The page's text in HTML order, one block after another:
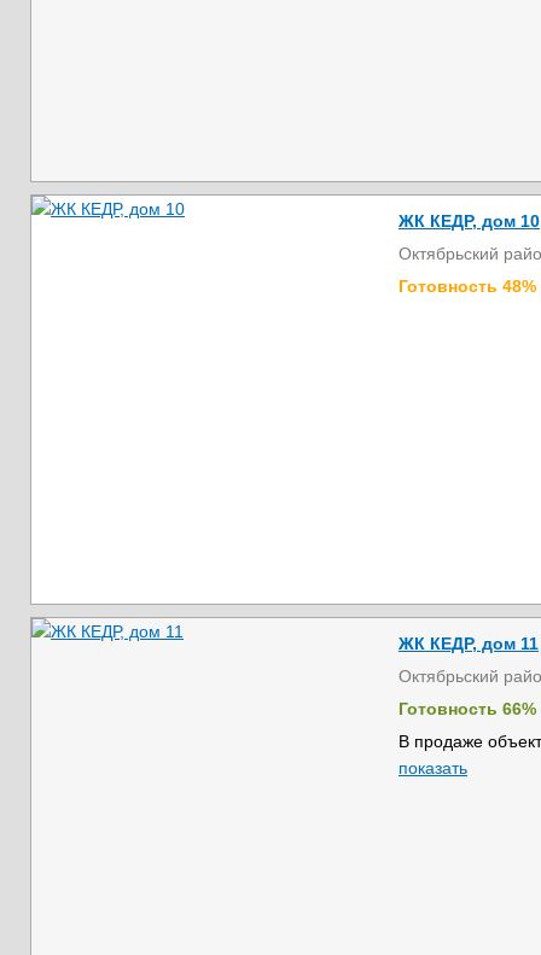
ЖК КЕДР, дом 10
Октябрьский
Готовность 48%
ЖК КЕДР, дом 11
Октябрьский
Готовность 66%
В продаже
показать